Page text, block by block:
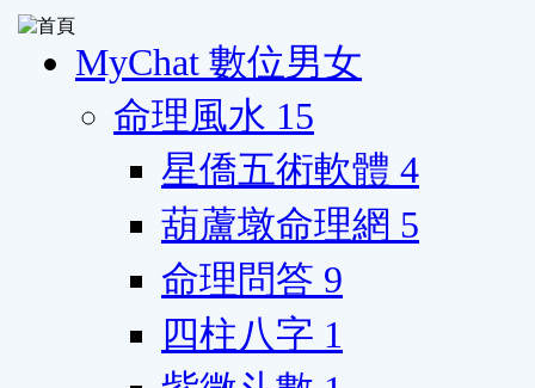
MyChat 數位男女
命理風水 15
星僑五術軟體 4
葫蘆墩命理網 5
命理問答 9
四柱八字 1